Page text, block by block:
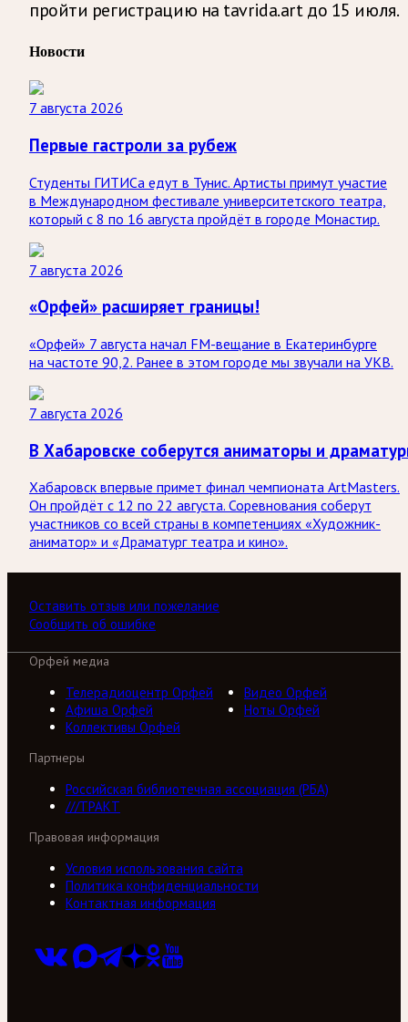
пройти регистрацию на tavrida.art до 15 июля.
Новости
7 августа 2026
Первые гастроли за рубеж
Студенты ГИТИСа едут в Тунис. Артисты примут участие
в Международном фестивале университетского театра,
который с 8 по 16 августа пройдёт в городе Монастир.
7 августа 2026
«Орфей» расширяет границы!
«Орфей» 7 августа начал FM-вещание в Екатеринбурге
на частоте 90,2. Ранее в этом городе мы звучали на УКВ.
7 августа 2026
В Хабаровске соберутся аниматоры и
Хабаровск впервые примет финал чемпионата ArtMasters.
Он пройдёт с 12 по 22 августа. Соревнования соберут
участников со всей страны в компетенциях «Художник-
аниматор» и «Драматург театра и кино».
Оставить отзыв или пожелание
Сообщить об ошибке
Орфей медиа
Телерадиоцентр Орфей
Видео Орфей
Афиша Орфей
Ноты Орфей
Коллективы Орфей
Партнеры
Российская библиотечная ассоциация (РБА)
///ТРАКТ
Правовая информация
Условия использования сайта
Политика конфиденциальности
Контактная информация